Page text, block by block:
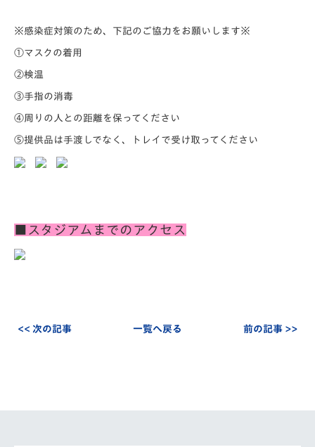
※感染症対策のため、下記のご協力をお願いします※
①マスクの着用
②検温
③手指の消毒
④周りの人との距離を保ってください
⑤提供品は手渡しでなく、トレイで受け取ってください
■スタジアムまでのアクセス
<< 次の記事 一覧へ戻る 前の記事 >>